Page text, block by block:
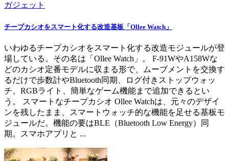
ガジェット
チープカシオをスマート化する改造基板「Ollee Watch」
いわゆるチープカシオをスマート化する改造モジュールが登
場している。その名は「Ollee Watch」。 F-91WやA158Wな
どのカシオ定番モデルに収まる形で、ムーブメントを交換す
るだけで歩数計やBluetooth同期、ログ付きストップウォッ
チ、RGBライト、簡単なゲーム機能まで追加できるとい
う。 スマートなチープカシオ Ollee Watchは、元々のデザイ
ンを残したまま、スマートウォッチ的な機能を足せる基板モ
ジュールだ。機能の要はBLE（Bluetooth Low Energy）同
期。スマホアプリと ...